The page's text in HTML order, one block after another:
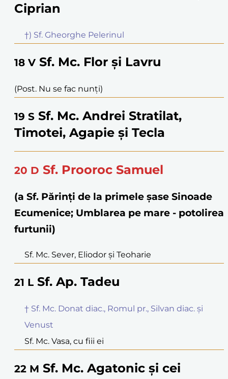
Ciprian
†) Sf. Gheorghe Pelerinul
18 V Sf. Mc. Flor și Lavru
(Post. Nu se fac nunți)
19 S Sf. Mc. Andrei Stratilat,
Timotei, Agapie și Tecla
20 D Sf. Prooroc Samuel
(a Sf. Părinți de la primele șase Sinoade
Ecumenice; Umblarea pe mare - potolirea
furtunii)
Sf. Mc. Sever, Eliodor și Teoharie
21 L Sf. Ap. Tadeu
† Sf. Mc. Donat diac., Romul pr., Silvan diac. și
Venust
Sf. Mc. Vasa, cu fiii ei
22 M Sf. Mc. Agatonic și cei